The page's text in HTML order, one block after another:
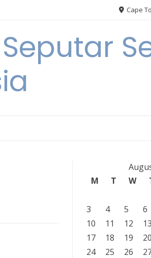
Cape
Seputar
M
T W
3
4 5 6
10
11 12 13
17
18 19 20
24
25 26